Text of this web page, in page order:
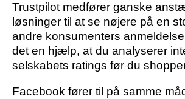
Trustpilot medfører ganske
løsninger til at se nøjere på en
andre konsumenters
det en hjælp, at du analyserer
selskabets ratings før du
Facebook fører til på samme